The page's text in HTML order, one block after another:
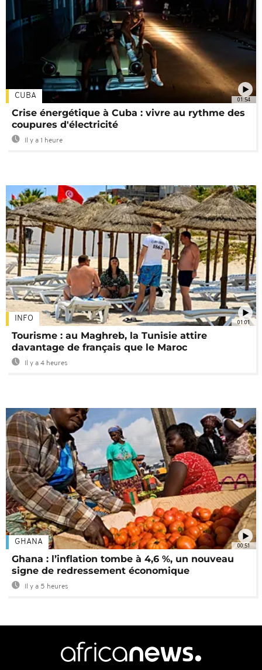
01:54
CUBA
Crise énergétique à Cuba : vivre au rythme des
coupures d'électricité
Il y a 1 heure
01:01
INFO
Tourisme : au Maghreb, la Tunisie attire
davantage de français que le Maroc
Il y a 4 heures
00:51
GHANA
Ghana : l’inflation tombe à 4,6 %, un nouveau
signe de redressement économique
Il y a 5 heures